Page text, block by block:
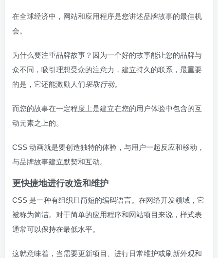
在全球经济中，网站和应用程序是您讲述品牌故事的最佳机
会。
为什么要注重品牌故事？因为一个好的故事能让您的品牌与
众不同，吸引理想受众的注意力，建立持久的联系，最重要
的是，它还能激励人们采取行动。
而您的故事在一定程度上是建立在您的用户体验中包含的互
动元素之上的。
CSS 动画就是要创造独特的体验，与用户一起反应和移动，
与品牌故事建立默契和互动。
更快捷地进行改造和维护
CSS 是一种有组织且简短的编码语言。在网络开发领域，它
被称为简洁。对于简单的应用程序和网站项目来说，样式表
通常可以保持在最低水平。
这就意味着，当需要更新项目、进行日常维护或刷新外观和